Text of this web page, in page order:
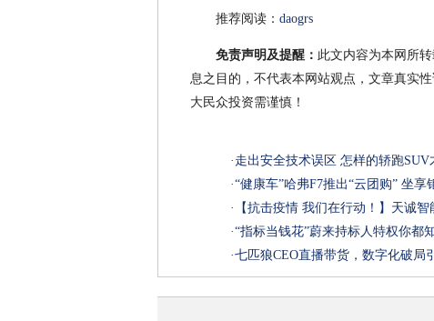
推荐阅读： daogrs
免责声明及提醒： 此文内容为本网所
息之目的，不代表本网站观点，文章真实
大民众投资需谨慎！
· 走出安全技术误区 怎样的轿跑SUV
·“健康车”哈弗F7推出“云团购” 坐享
·
【抗击疫情 我们在行动！】天诚
·“指标当钱花”蔚来持标人特权你都
·七匹狼CEO直播带货，数字化破局